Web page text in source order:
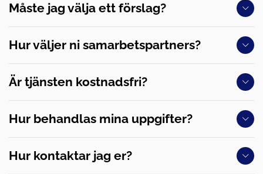
Måste jag välja ett förslag?
Hur väljer ni samarbetspartners?
Är tjänsten kostnadsfri?
Hur behandlas mina uppgifter?
Hur kontaktar jag er?